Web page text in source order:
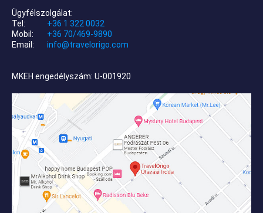
Ügyfélszolgálat:
Tel:
+36 1 322 0032
Mobil:
+36 70/469-9890
Email:
info@travelorigo.com
MKEH engedélyszám: U-001920